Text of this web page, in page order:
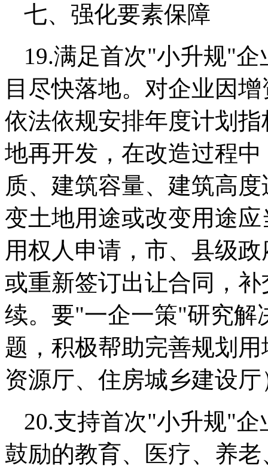
七、强化要素保障
19.满足首次"小升规"
目尽快落地。对企业因
依法依规安排年度计划
地再开发，在改造过程
质、建筑容量、建筑高
变土地用途或改变用途
用权人申请，市、县级
或重新签订出让合同，
续。要"一企一策"研究解
题，积极帮助完善规划
资源厅、住房城乡建设厅
20.支持首次"小升规"
鼓励的教育、医疗、养